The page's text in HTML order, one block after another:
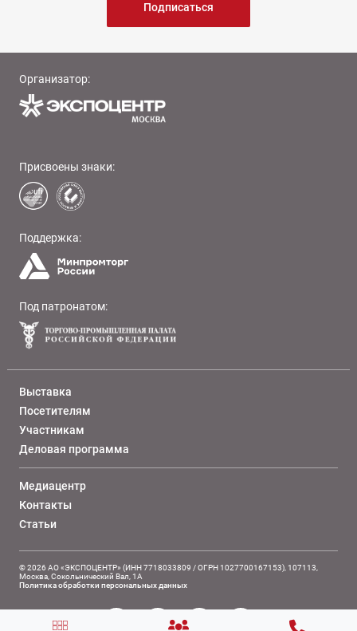
Подписаться
Организатор:
Присвоены знаки:
Поддержка:
Под патронатом:
Выставка
Посетителям
Участникам
Деловая программа
Медиацентр
Контакты
Статьи
© 2026 АО «ЭКСПОЦЕНТР» (ИНН 7718033809 / ОГРН 1027700167153), 107113,
Москва, Сокольнический Вал, 1А
Политика обработки персональных данных